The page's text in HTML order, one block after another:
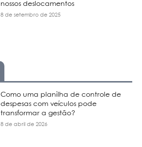
nossos deslocamentos
8 de setembro de 2025
Como uma planilha de controle de
despesas com veículos pode
transformar a gestão?
8 de abril de 2026